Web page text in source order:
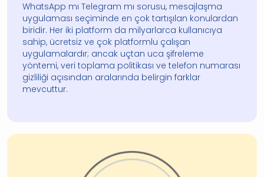
WhatsApp mı Telegram mı sorusu, mesajlaşma
uygulaması seçiminde en çok tartışılan konulardan
biridir. Her iki platform da milyarlarca kullanıcıya
sahip, ücretsiz ve çok platformlu çalışan
uygulamalardır; ancak uçtan uca şifreleme
yöntemi, veri toplama politikası ve telefon numarası
gizliliği açısından aralarında belirgin farklar
mevcuttur.